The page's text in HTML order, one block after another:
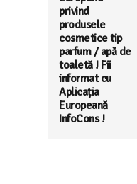
privind
produsele
cosmetice tip
parfum / apă de
toaletă ! Fii
informat cu
Aplicația
Europeană
InfoCons !